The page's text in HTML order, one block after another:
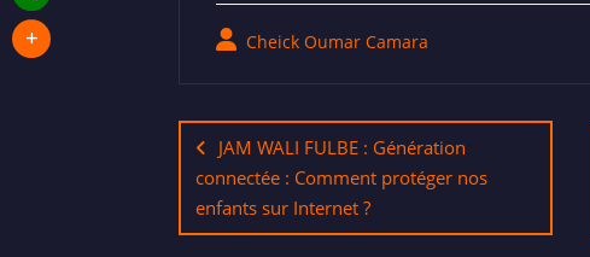
Cheick Oumar Camara
JAM WALI FULBE : Génération
connectée : Comment protéger nos
enfants sur Internet ?